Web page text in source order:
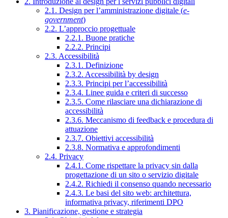
2.1. Design per l’amministrazione digitale (e-
government)
2.2. L’approccio progettuale
2.2.1. Buone pratiche
2.2.2. Principi
2.3. Accessibilità
2.3.1. Definizione
2.3.2. Accessibilità by design
2.3.3. Principi per l’accessibilità
2.3.4. Linee guida e criteri di successo
2.3.5. Come rilasciare una dichiarazione di
accessibilità
2.3.6. Meccanismo di feedback e procedura di
attuazione
2.3.7. Obiettivi accessibilità
2.3.8. Normativa e approfondimenti
2.4. Privacy
2.4.1. Come rispettare la privacy sin dalla
progettazione di un sito o servizio digitale
2.4.2. Richiedi il consenso quando necessario
2.4.3. Le basi del sito web: architettura,
informativa privacy, riferimenti DPO
3. Pianificazione, gestione e strategia